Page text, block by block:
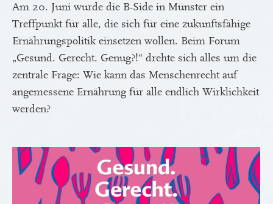
Am 20. Juni wurde die B-Side in Münster ein
Treffpunkt für alle, die sich für eine zukunftsfähige
Ernährungspolitik einsetzen wollen. Beim Forum
„Gesund. Gerecht. Genug?!“ drehte sich alles um die
zentrale Frage: Wie kann das Menschenrecht auf
angemessene Ernährung für alle endlich Wirklichkeit
werden?